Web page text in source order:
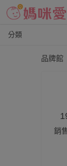
分類
品牌館
銷